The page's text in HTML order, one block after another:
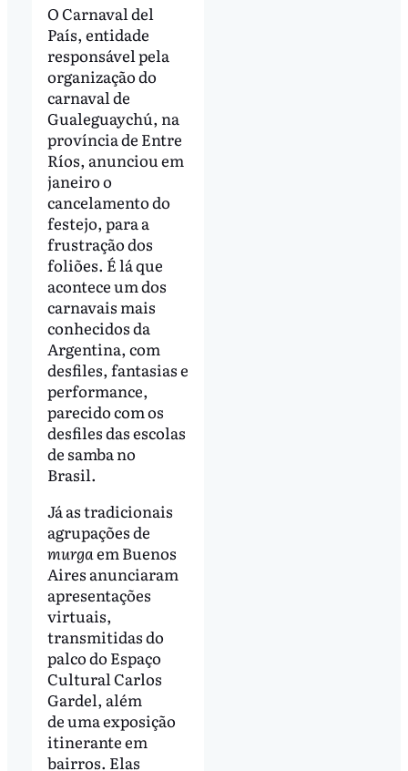
O Carnaval del
País, entidade
responsável pela
organização do
carnaval de
Gualeguaychú, na
província de Entre
Ríos, anunciou em
janeiro o
cancelamento do
festejo, para a
frustração dos
foliões. É lá que
acontece um dos
carnavais mais
conhecidos da
Argentina, com
desfiles, fantasias e
performance,
parecido com os
desfiles das escolas
de samba no
Brasil.
Já as tradicionais
agrupações de
murga em Buenos
Aires anunciaram
apresentações
virtuais,
transmitidas do
palco do Espaço
Cultural Carlos
Gardel, além
de uma exposição
itinerante em
bairros. Elas